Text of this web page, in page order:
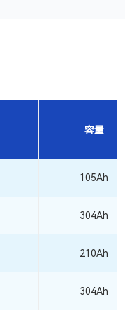
容量
105Ah
304Ah
210Ah
304Ah